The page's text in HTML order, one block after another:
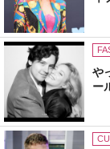
や
ー